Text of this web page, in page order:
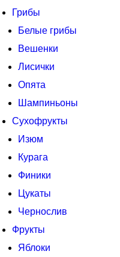
Грибы
Белые грибы
Вешенки
Лисички
Опята
Шампиньоны
Сухофрукты
Изюм
Курага
Финики
Цукаты
Чернослив
Фрукты
Яблоки